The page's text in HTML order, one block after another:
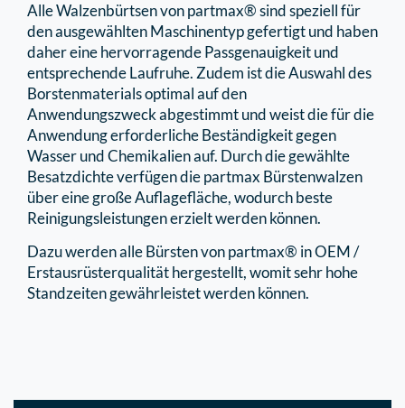
Alle Walzenbürtsen von partmax® sind speziell für
den ausgewählten Maschinentyp gefertigt und haben
daher eine hervorragende Passgenauigkeit und
entsprechende Laufruhe. Zudem ist die Auswahl des
Borstenmaterials optimal auf den
Anwendungszweck abgestimmt und weist die für die
Anwendung erforderliche Beständigkeit gegen
Wasser und Chemikalien auf. Durch die gewählte
Besatzdichte verfügen die partmax Bürstenwalzen
über eine große Auflagefläche, wodurch beste
Reinigungsleistungen erzielt werden können.
Dazu werden alle Bürsten von partmax® in OEM /
Erstausrüsterqualität hergestellt, womit sehr hohe
Standzeiten gewährleistet werden können.